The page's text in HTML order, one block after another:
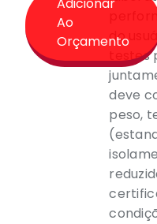
Adicionar
Ao
Orçamento
do
deve
peso,